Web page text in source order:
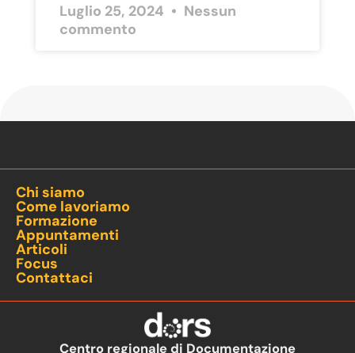
Luglio 25, 2024
Nessun
commento
Chi siamo
Come lavoriamo
Formazione
Appuntamenti
Articoli
Focus
Contattaci
Centro regionale di Documentazione